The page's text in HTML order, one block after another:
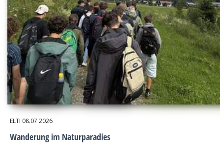
ELTI 08.07.2026
Wanderung im Naturparadies